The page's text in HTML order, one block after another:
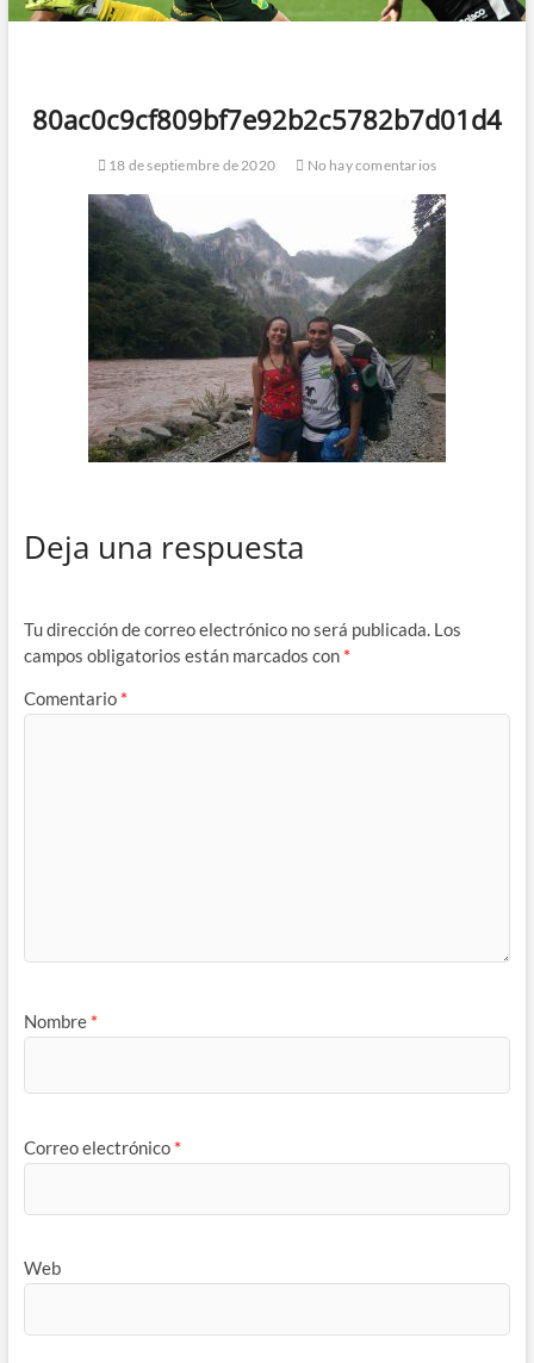
80ac0c9cf809bf7e92b2c5782b7d01d4
18 de septiembre de 2020 No hay comentarios
Deja una respuesta
Tu dirección de correo electrónico no será publicada. Los
campos obligatorios están marcados con *
Comentario *
Nombre *
Correo electrónico *
Web